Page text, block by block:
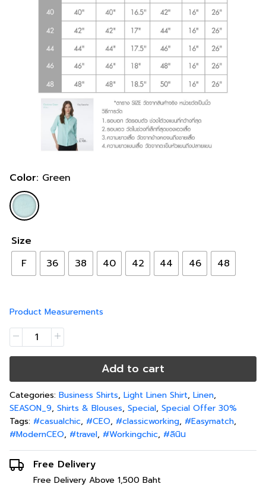
Color: Green
Size
F
36 38 40 42 44 46 48
Product Measurements
Add to cart
Categories: Business Shirts, Light Linen Shirt, Linen,
SEASON_9, Shirts & Blouses, Special, Special Offer 30%
Tags: #casualchic, #CEO, #classicworking, #Easymatch,
#ModernCEO, #travel, #Workingchic, #ลินิน
Free Delivery
Free Delivery Above 1,500 Baht